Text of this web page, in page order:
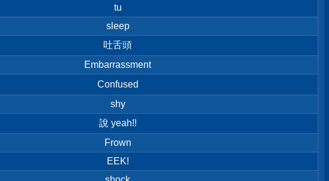
tu
sleep
吐舌頭
Embarrassment
Confused
shy
說 yeah!!
Frown
EEK!